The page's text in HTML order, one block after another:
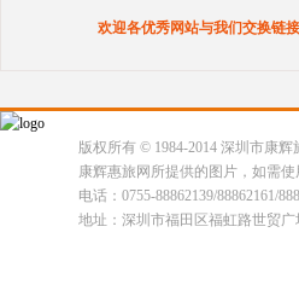
欢迎各优秀网站与我们交换链
版权所有 © 1984-2014 深圳市康
康辉惠旅网所提供的图片，如需
电话：0755-88862139/88862161/
地址：深圳市福田区福虹路世贸